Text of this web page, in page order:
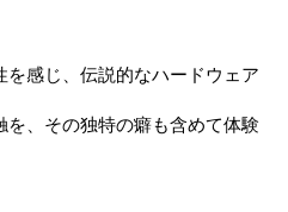
を感じ、伝説的なハードウェア
を、その独特の癖も含めて体験